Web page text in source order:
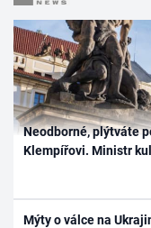
Neodborné, plýtváte
Klempířovi. Ministr
Mýty o válce na